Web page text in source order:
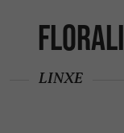
LINXE